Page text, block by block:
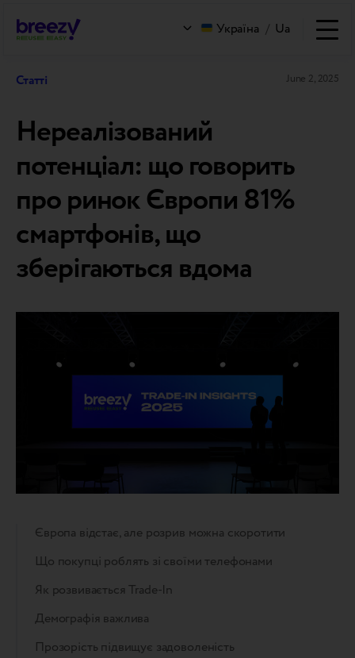
Україна / Ua
Статті June 2, 2025
Нереалізований
потенціал: що говорить
про ринок Європи 81%
смартфонів, що
зберігаються вдома
Європа відстає, але розрив можна скоротити
Що покупці роблять зі своїми телефонами
Як розвивається Trade-In
Демографія важлива
Прозорість підвищує задоволеність